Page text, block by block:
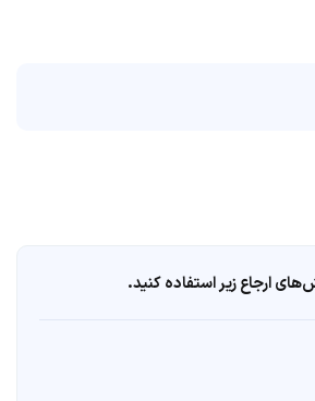
ارجاع زیر استفاده کنید.